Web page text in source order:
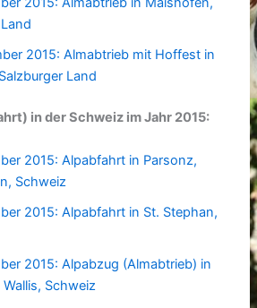
2015: Almabtrieb mit Hoffest in
Land
in der Schweiz im Jahr 2015:
2015: Alpabfahrt in Parsonz,
Schweiz
2015: Alpabfahrt in St. Stephan,
2015: Alpabzug (Almabtrieb) in
Schweiz